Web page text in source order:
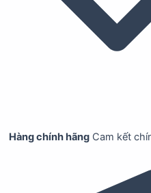
Hàng chính hãng Cam kết